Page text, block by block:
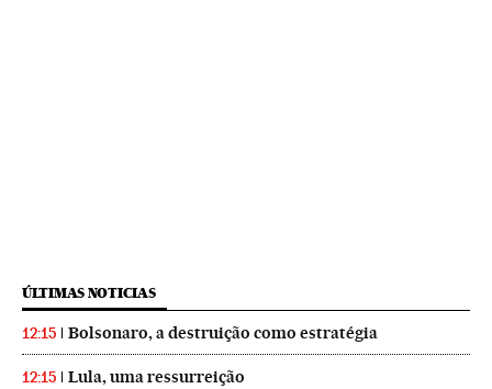
ÚLTIMAS NOTICIAS
12:15 Bolsonaro, a destruição como estratégia
12:15 Lula, uma ressurreição